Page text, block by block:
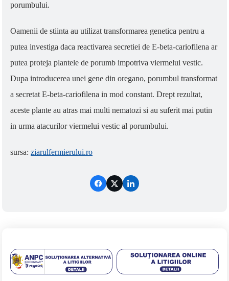
porumbului.
Oamenii de stiinta au utilizat transformarea genetica pentru a
putea investiga daca reactivarea secretiei de E-beta-cariofilena ar
putea proteja plantele de porumb impotriva viermelui vestic.
Dupa introducerea unei gene din oregano, porumbul transformat
a secretat E-beta-cariofilena in mod constant. Drept rezultat,
aceste plante au atras mai multi nematozi si au suferit mai putin
in urma atacurilor viermelui vestic al porumbului.
sursa: ziarulfermierului.ro